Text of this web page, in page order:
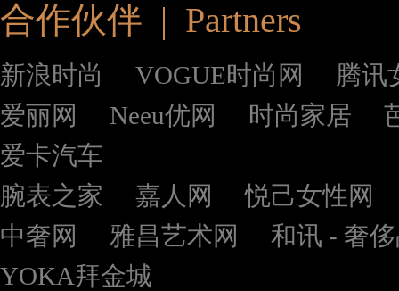
合作伙伴 | Partners
新浪时尚 VOGUE时尚网
腾讯
爱丽网
Neeu优网 时尚家居
爱卡汽车
腕表之家
嘉人网
悦己女性网
中奢网
雅昌艺术网
和讯 - 奢
YOKA拜金城